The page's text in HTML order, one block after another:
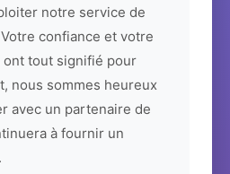
notre service de
confiance et votre
tout signifié pour
nous sommes heureux
avec un partenaire de
à fournir un